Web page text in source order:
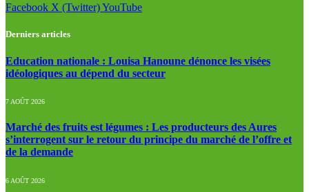
Facebook X (Twitter)YouTube
Derniers articles
Education nationale : Louisa Hanoune dénonce les visées
idéologiques au dépend du secteur
7 AOÛT 2026
Marché des fruits est légumes : Les producteurs des Aures
s’interrogent sur le retour du principe du marché de l’offre et
de la demande
6 AOÛT 2026